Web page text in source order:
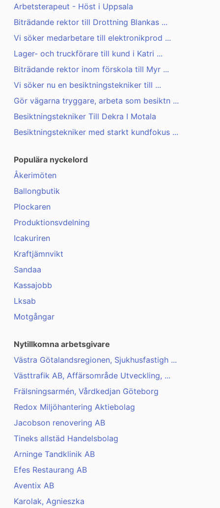
Arbetsterapeut - Höst i Uppsala
Biträdande rektor till Drottning Blankas ...
Vi söker medarbetare till elektronikprod ...
Lager- och truckförare till kund i Katri ...
Biträdande rektor inom förskola till Myr ...
Vi söker nu en besiktningstekniker till ...
Gör vägarna tryggare, arbeta som besiktn ...
Besiktningstekniker Till Dekra I Motala
Besiktningstekniker med starkt kundfokus ...
Populära nyckelord
Åkerimöten
Ballongbutik
Plockaren
Produktionsvdelning
Icakuriren
Kraftjämnvikt
Sandaa
Kassajobb
Lksab
Motgångar
Nytillkomna arbetsgivare
Västra Götalandsregionen, Sjukhusfastigh ...
Västtrafik AB, Affärsområde Utveckling, ...
Frälsningsarmén, Vårdkedjan Göteborg
Redox Miljöhantering Aktiebolag
Jacobson renovering AB
Tineks allstäd Handelsbolag
Arninge Tandklinik AB
Efes Restaurang AB
Aventix AB
Karolak, Agnieszka